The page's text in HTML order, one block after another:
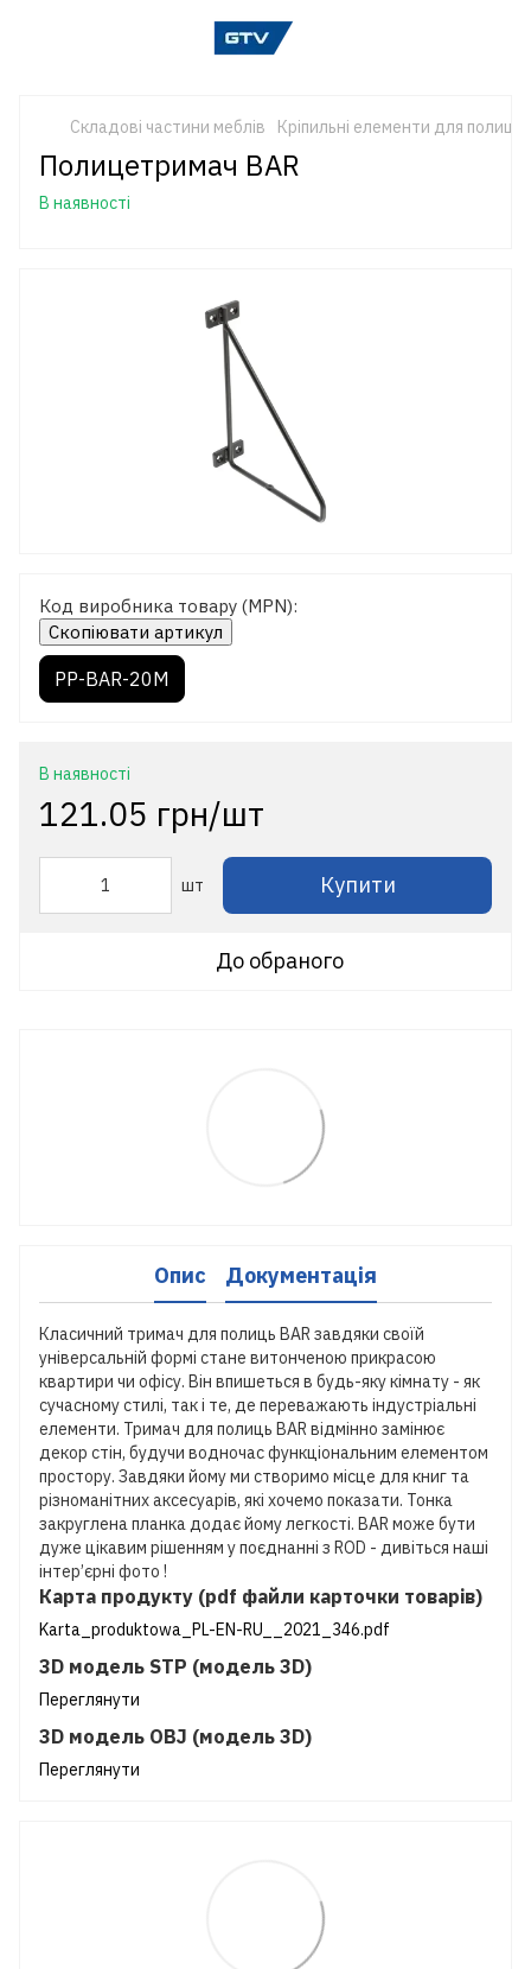
Складові частини меблів Кріпильні елементи для полиць
Полицетримач BAR
В наявності
Код виробника товару (MPN):
Скопіювати артикул
PP-BAR-20M
В наявності
121.05 грн/шт
шт Купити
До обраного
Опис Документація
Класичний тримач для полиць BAR завдяки своїй
універсальній формі стане витонченою прикрасою
квартири чи офісу. Він впишеться в будь-яку кімнату - як
сучасному стилі, так і те, де переважають індустріальні
елементи. Тримач для полиць BAR відмінно замінює
декор стін, будучи водночас функціональним елементом
простору. Завдяки йому ми створимо місце для книг та
різноманітних аксесуарів, які хочемо показати. Тонка
закруглена планка додає йому легкості. BAR може бути
дуже цікавим рішенням у поєднанні з ROD - дивіться наші
інтер’єрні фото !
Карта продукту (pdf файли карточки товарів)
Karta_produktowa_PL-EN-RU__2021_346.pdf
3D модель STP (модель 3D)
Переглянути
3D модель OBJ (модель 3D)
Переглянути